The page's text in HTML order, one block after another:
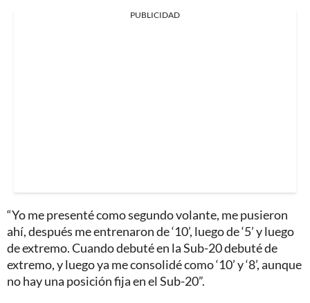
PUBLICIDAD
“Yo me presenté como segundo volante, me pusieron
ahí, después me entrenaron de ‘10’, luego de ‘5’ y luego
de extremo. Cuando debuté en la Sub-20 debuté de
extremo, y luego ya me consolidé como ‘10’ y ‘8’, aunque
no hay una posición fija en el Sub-20”.